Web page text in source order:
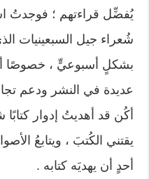
يُفضِّل قراءتهم ؛ فوجدتُ
شُعراء جيل السبعينيات
بشكلٍ أسبوعيٍّ ، خصوصًا
عديدة في النشر ودعم
أكُن قد أهديتُ إدوار كتابًا
يقتني الكُتبَ ، ويتابعُ
أحدٍ أن يهديَه كتابه .